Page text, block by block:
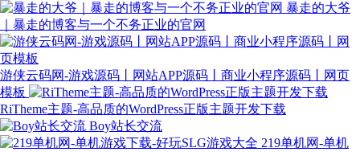
暴走的大爷
｜暴走的博客与一个不务正业的官网
游侠云码网-游戏源码丨网站APP源码丨商业小程序源码丨网页
模板
RiTheme主题-高品质的WordPress正版主题开发下载
Boy站长交流
219单机网-单机